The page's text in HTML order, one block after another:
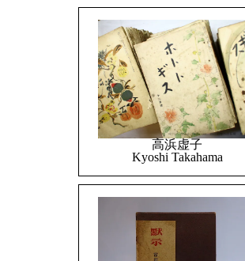
高浜虚子
Kyoshi Takahama